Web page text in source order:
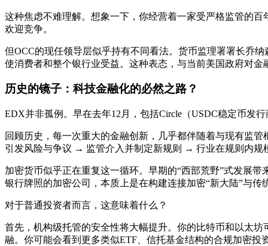
这种焦虑不难理解。想象一下，你经营着一家受严格监管的
欢迎竞争。
但OCC的现任领导层似乎持有不同看法。货币监理署署长乔
使消费者和整个银行业受益。这种表态，与当前美国政府对
历史的镜子：科技金融化的必然之路？
EDX并非孤例。早在去年12月，包括Circle（USDC稳定币发
回顾历史，每一次重大的金融创新，几乎都伴随着与现有监
引发风险与争议 → 监管介入并制定新规则 → 行业在规则内规
加密货币似乎正在重复这一循环。早期的“西部荒野”式发展
银行牌照的加密公司，本质上是在构建连接加密“新大陆”与传
对于普通投资者而言，这意味着什么？
首先，机构级托管的安全性将大幅提升。你的比特币和以太
融。你可能会看到更多类似ETF、信托基金结构的合规加密